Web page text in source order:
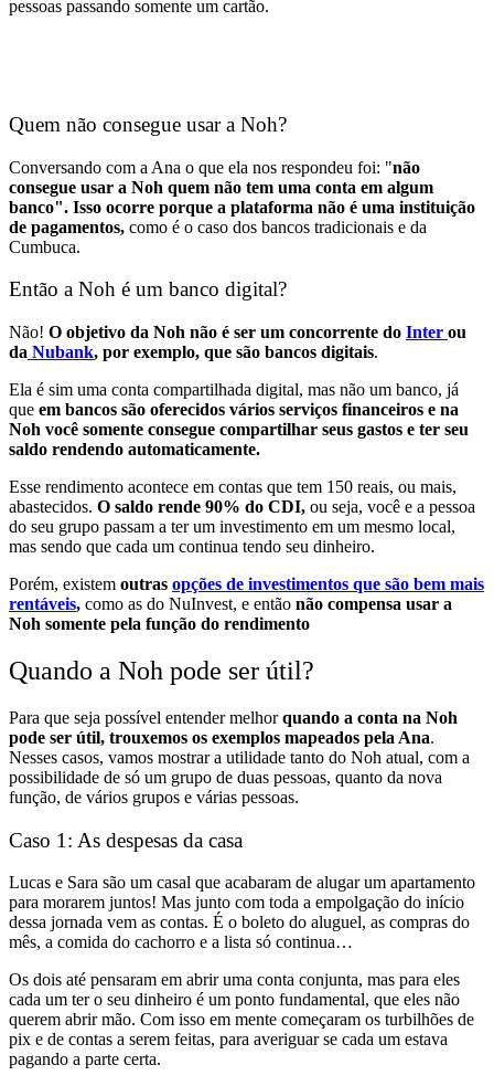
pessoas passando somente um cartão.
Quem não consegue usar a Noh?
Conversando com a Ana o que ela nos respondeu foi: "não
consegue usar a Noh quem não tem uma conta em algum
banco". Isso ocorre porque a plataforma não é uma instituição
de pagamentos, como é o caso dos bancos tradicionais e da
Cumbuca.
Então a Noh é um banco digital?
Não! O objetivo da Noh não é ser um concorrente do Inter ou
da Nubank, por exemplo, que são bancos digitais.
Ela é sim uma conta compartilhada digital, mas não um banco, já
que em bancos são oferecidos vários serviços financeiros e na
Noh você somente consegue compartilhar seus gastos e ter seu
saldo rendendo automaticamente.
Esse rendimento acontece em contas que tem 150 reais, ou mais,
abastecidos. O saldo rende 90% do CDI, ou seja, você e a pessoa
do seu grupo passam a ter um investimento em um mesmo local,
mas sendo que cada um continua tendo seu dinheiro.
Porém, existem outras opções de investimentos que são bem mais
rentáveis, como as do NuInvest, e então não compensa usar a
Noh somente pela função do rendimento
Quando a Noh pode ser útil?
Para que seja possível entender melhorquando a conta na Noh
pode ser útil, trouxemos os exemplos mapeados pela Ana.
Nesses casos, vamos mostrar a utilidade tanto do Noh atual, com a
possibilidade de só um grupo de duas pessoas, quanto da nova
função, de vários grupos e várias pessoas.
Caso 1: As despesas da casa
Lucas e Sara são um casal que acabaram de alugar um apartamento
para morarem juntos! Mas junto com toda a empolgação do início
dessa jornada vem as contas. É o boleto do aluguel, as compras do
mês, a comida do cachorro e a lista só continua…
Os dois até pensaram em abrir uma conta conjunta, mas para eles
cada um ter o seu dinheiro é um ponto fundamental, que eles não
querem abrir mão. Com isso em mente começaram os turbilhões de
pix e de contas a serem feitas, para averiguar se cada um estava
pagando a parte certa.